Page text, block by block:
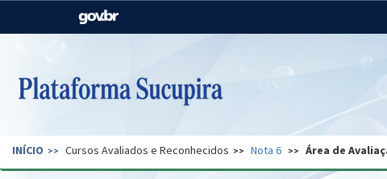
Casa Civil
Pecuária e Abastecimento
Secretaria de Governo Gabinete de Segurança
INÍCIO Cursos Avaliados e Reconhecidos Nota 6 Área de